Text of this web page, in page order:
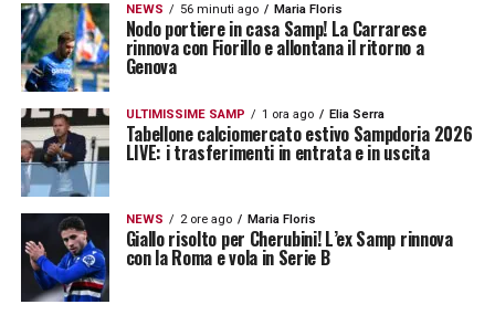
NEWS 56 minuti ago Maria Floris
Nodo portiere in casa Samp! La Carrarese
rinnova con Fiorillo e allontana il ritorno a
Genova
ULTIMISSIME SAMP 1 ora ago Elia Serra
Tabellone calciomercato estivo Sampdoria 2026
LIVE: i trasferimenti in entrata e in uscita
NEWS 2 ore ago Maria Floris
Giallo risolto per Cherubini! L’ex Samp rinnova
con la Roma e vola in Serie B